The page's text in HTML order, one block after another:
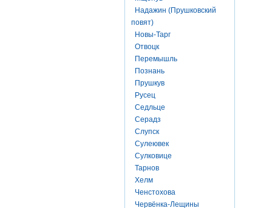
Надажин (Прушковский
повят)
Новы-Тарг
Отвоцк
Перемышль
Познань
Прушкув
Русец
Седльце
Серадз
Слупск
Сулеювек
Сулковице
Тарнов
Хелм
Ченстохова
Червёнка-Лещины